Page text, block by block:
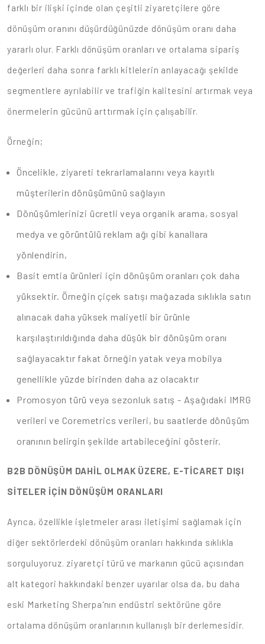
farklı bir ilişki içinde olan çeşitli ziyaretçilere göre
dönüşüm oranını düşürdüğünüzde dönüşüm oranı daha
yararlı olur. Farklı dönüşüm oranları ve ortalama sipariş
değerleri daha sonra farklı kitlelerin anlayacağı şekilde
segmentlere ayrılabilir ve trafiğin kalitesini artırmak veya
önermelerin gücünü arttırmak için çalışabilir.
Örneğin;
Öncelikle, ziyareti tekrarlamalarını veya kayıtlı
müşterilerin dönüşümünü sağlayın
Dönüşümlerinizi ücretli veya organik arama, sosyal
medya ve görüntülü reklam ağı gibi kanallara
yönlendirin,
Basit emtia ürünleri için dönüşüm oranları çok daha
yüksektir. Örneğin çiçek satışı mağazada sıklıkla satın
alınacak daha yüksek maliyetli bir ürünle
karşılaştırıldığında daha düşük bir dönüşüm oranı
sağlayacaktır fakat örneğin yatak veya mobilya
genellikle yüzde birinden daha az olacaktır
Promosyon türü veya sezonluk satış - Aşağıdaki IMRG
verileri ve Coremetrics verileri, bu saatlerde dönüşüm
oranının belirgin şekilde artabileceğini gösterir.
B2B DÖNÜŞÜM DAHİL OLMAK ÜZERE, E-TİCARET DIŞI
SİTELER İÇİN DÖNÜŞÜM ORANLARI
Ayrıca, özellikle işletmeler arası iletişimi sağlamak için
diğer sektörlerdeki dönüşüm oranları hakkında sıklıkla
sorguluyoruz. ziyaretçi türü ve markanın gücü açısından
alt kategori hakkındaki benzer uyarılar olsa da, bu daha
eski Marketing Sherpa'nın endüstri sektörüne göre
ortalama dönüşüm oranlarının kullanışlı bir derlemesidir.